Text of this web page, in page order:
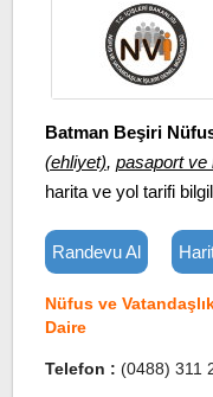
Batman Beşiri
(ehliyet), pasaport ve
harita ve yol tarifi
Randevu Al
Nüfus ve
Daire
Telefon : (0488) 311